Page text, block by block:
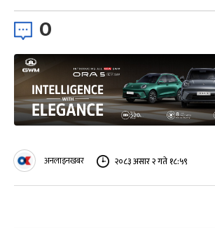
0
अनलाइनखबर २०८३ असार २ गते १८:५९